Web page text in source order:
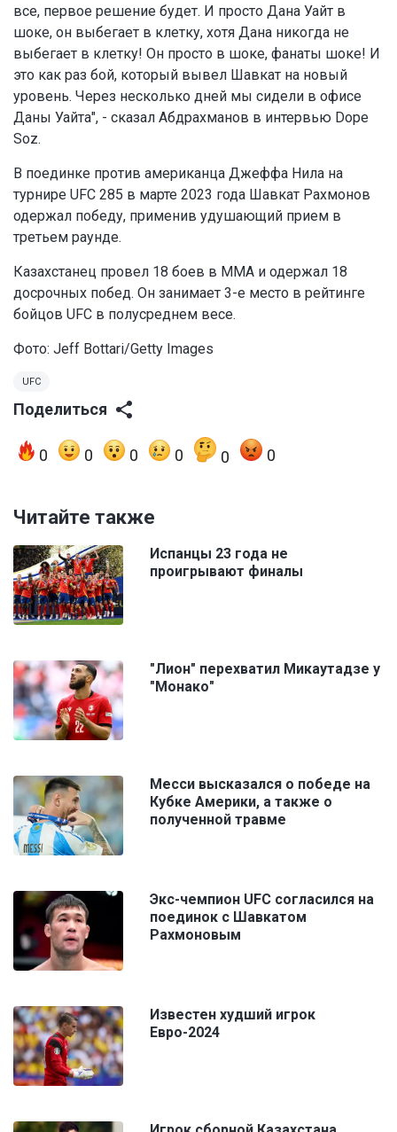
все, первое решение будет. И просто Дана Уайт в
шоке, он выбегает в клетку, хотя Дана никогда не
выбегает в клетку! Он просто в шоке, фанаты шоке! И
это как раз бой, который вывел Шавкат на новый
уровень. Через несколько дней мы сидели в офисе
Даны Уайта", - сказал Абдрахманов в интервью Dope
Soz.
В поединке против американца Джеффа Нила на
турнире UFC 285 в марте 2023 года Шавкат Рахмонов
одержал победу, применив удушающий прием в
третьем раунде.
Казахстанец провел 18 боев в ММА и одержал 18
досрочных побед. Он занимает 3-е место в рейтинге
бойцов UFC в полусреднем весе.
Фото: Jeff Bottari/Getty Images
UFC
Поделиться
0 0 0 0 0 0
Читайте также
Испанцы 23 года не
проигрывают финалы
"Лион" перехватил Микаутадзе у
"Монако"
Месси высказался о победе на
Кубке Америки, а также о
полученной травме
Экс-чемпион UFC согласился на
поединок с Шавкатом
Рахмоновым
Известен худший игрок
Евро-2024